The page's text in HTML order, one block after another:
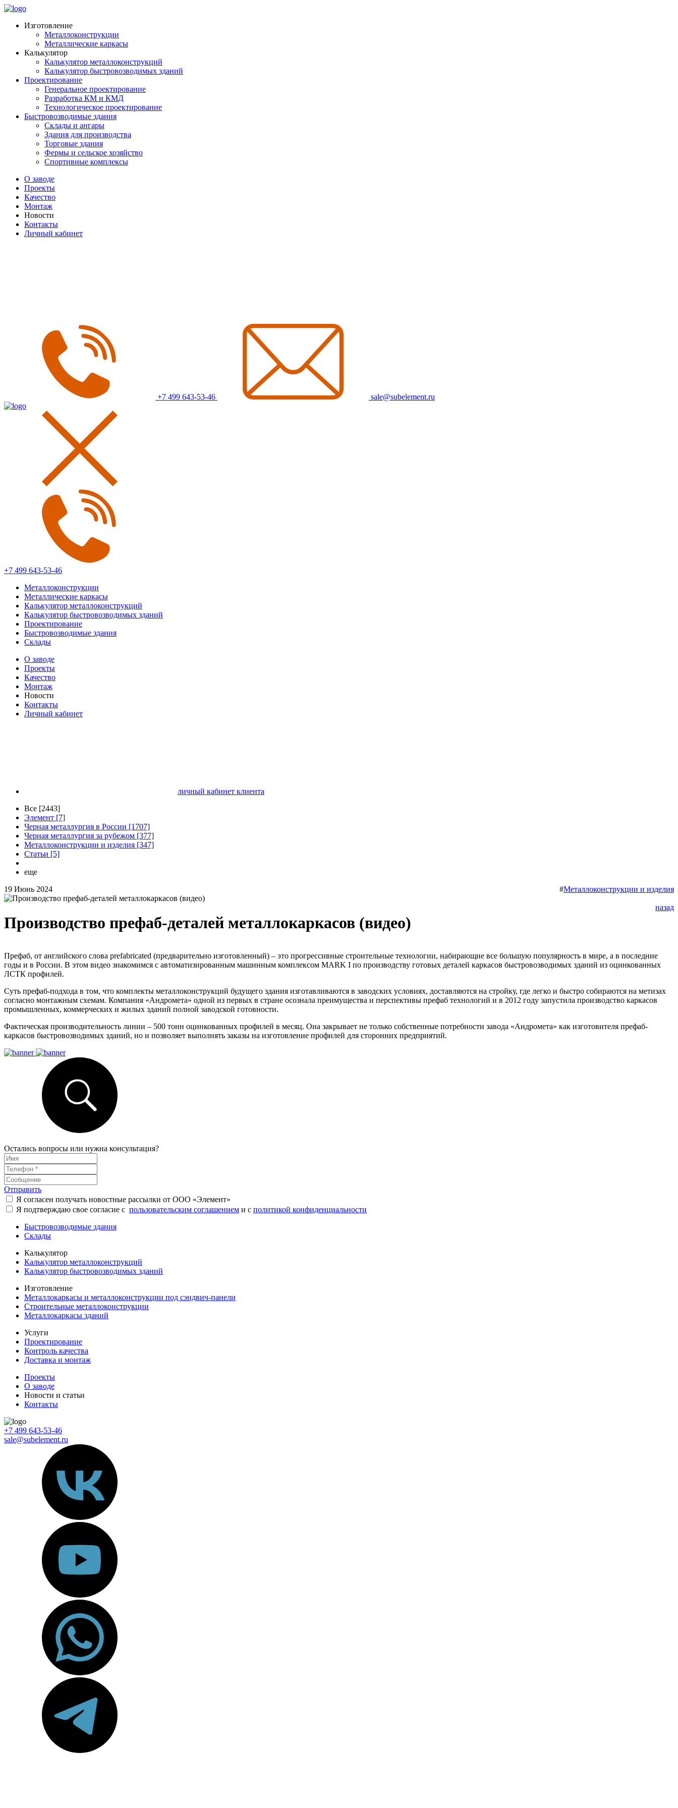
Изготовление
Металлоконструкции
Металлические каркасы
Калькулятор
Калькулятор металлоконструкций
Калькулятор быстровозводимых зданий
Проектирование
Генеральное проектирование
Разработка КМ и КМД
Технологическое проектирование
Быстровозводимые здания
Склады и ангары
Здания для производства
Торговые здания
Фермы и сельское хозяйство
Спортивные комплексы
О заводе
Проекты
Качество
Монтаж
Новости
Контакты
Личный кабинет
+7 499 643-53-46 sale@subelement.ru
+7 499 643-53-46
Металлоконструкции
Металлические каркасы
Калькулятор металлоконструкций
Калькулятор быстровозводимых зданий
Проектирование
Быстровозводимые здания
Склады
О заводе
Проекты
Качество
Монтаж
Новости
Контакты
Личный кабинет
личный кабинет клиента
Все [2443]
Элемент [7]
Черная металлургия в России [1707]
Черная металлургия за рубежом [377]
Металлоконструкции и изделия [347]
Статьи [5]
еще
19 Июнь 2024
#Металлоконструкции и изделия
Производство префаб-деталей металлокаркасов (видео)
назад
Префаб, от английского слова prefabricated (предварительно изготовленный) – это прогрессивные строительные технологии, набирающие все большую популярность в мире, а в последние
годы и в России. В этом видео знакомимся с автоматизированным машинным комплексом MARK I по производству готовых деталей каркасов быстровозводимых зданий из оцинкованных
ЛСТК профилей.
Суть префаб-подхода в том, что комплекты металлоконструкций будущего здания изготавливаются в заводских условиях, доставляются на стройку, где легко и быстро собираются на метизах
согласно монтажным схемам. Компания «Андромета» одной из первых в стране осознала преимущества и перспективы префаб технологий и в 2012 году запустила производство каркасов
промышленных, коммерческих и жилых зданий полной заводской готовности.
Фактическая производительность линии – 500 тонн оцинкованных профилей в месяц. Она закрывает не только собственные потребности завода «Андромета» как изготовителя префаб-
каркасов быстровозводимых зданий, но и позволяет выполнять заказы на изготовление профилей для сторонних предприятий.
Остались вопросы или нужна консультация?
Отправить
Я согласен получать новостные рассылки от ООО «Элемент»
Я подтверждаю свое согласие с пользовательским соглашением и с политикой конфиденциальности
Быстровозводимые здания
Склады
Калькулятор
Калькулятор металлоконструкций
Калькулятор быстровозводимых зданий
Изготовление
Металлокаркасы и металлоконструкции под сэндвич-панели
Строительные металлоконструкции
Металлокаркасы зданий
Услуги
Проектирование
Контроль качества
Доставка и монтаж
Проекты
О заводе
Новости и статьи
Контакты
+7 499 643-53-46
sale@subelement.ru